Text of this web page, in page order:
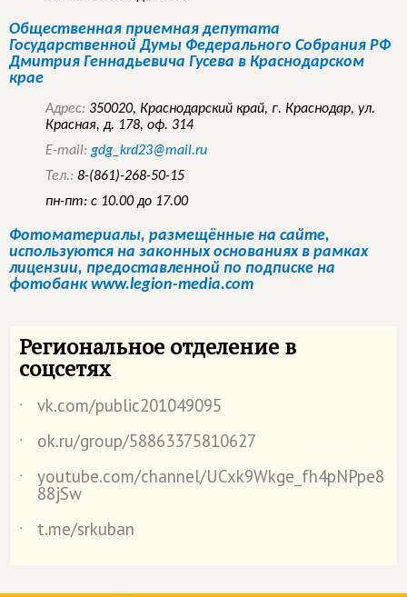
Общественная приемная депутата
Государственной Думы Федерального Собрания РФ
Дмитрия Геннадьевича Гусева в Краснодарском
крае
Адрес: 350020, Краснодарский край, г. Краснодар, ул.
Красная, д. 178, оф. 314
E-mail: gdg_krd23@mail.ru
Тел.: 8-(861)-268-50-15
пн-пт: с 10.00 до 17.00
Фотоматериалы, размещённые на сайте,
используются на законных основаниях в рамках
лицензии, предоставленной по подписке на
фотобанк www.legion-media.com
Региональное отделение в
соцсетях
˙
vk.com/public201049095
˙
ok.ru/group/58863375810627
˙
youtube.com/channel/UCxk9Wkge_fh4pNPpe8
88jSw
˙
t.me/srkuban